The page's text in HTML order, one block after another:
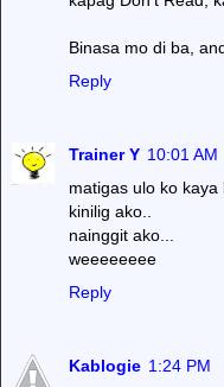
Binasa mo di ba,
Reply
Trainer Y 10:01 AM
matigas ulo ko kaya
kinilig ako..
nainggit ako...
weeeeeeee
Reply
Kablogie 1:24 PM